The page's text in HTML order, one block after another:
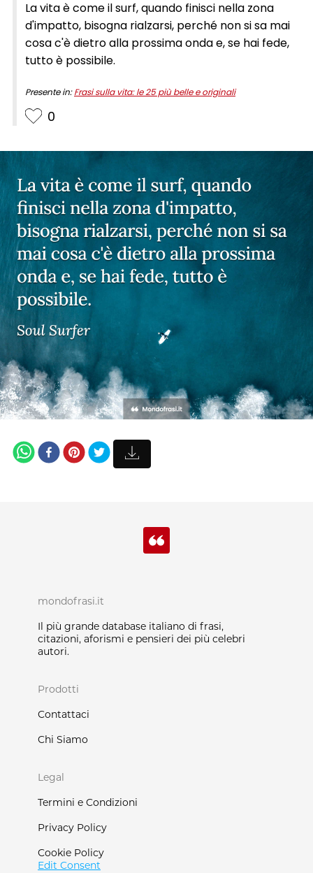
La vita è come il surf, quando finisci nella zona
d'impatto, bisogna rialzarsi, perché non si sa mai
cosa c'è dietro alla prossima onda e, se hai fede,
tutto è possibile.
Presente in:Frasi sulla vita: le 25 più belle e originali
0
mondofrasi.it
Il più grande database italiano di frasi,
citazioni, aforismi e pensieri dei più celebri
autori.
Prodotti
Contattaci
Chi Siamo
Legal
Termini e Condizioni
Privacy Policy
Cookie Policy
Edit Consent